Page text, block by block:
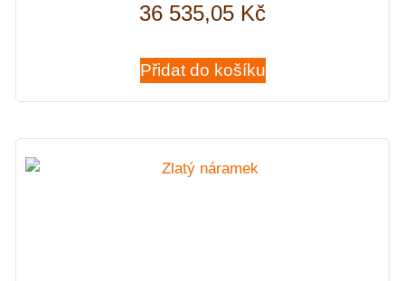
36 535,05 Kč
Přidat do košíku